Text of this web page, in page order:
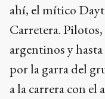
ahí, el mítico
Carretera.
argentinos y
por la garra del
a la carrera con el